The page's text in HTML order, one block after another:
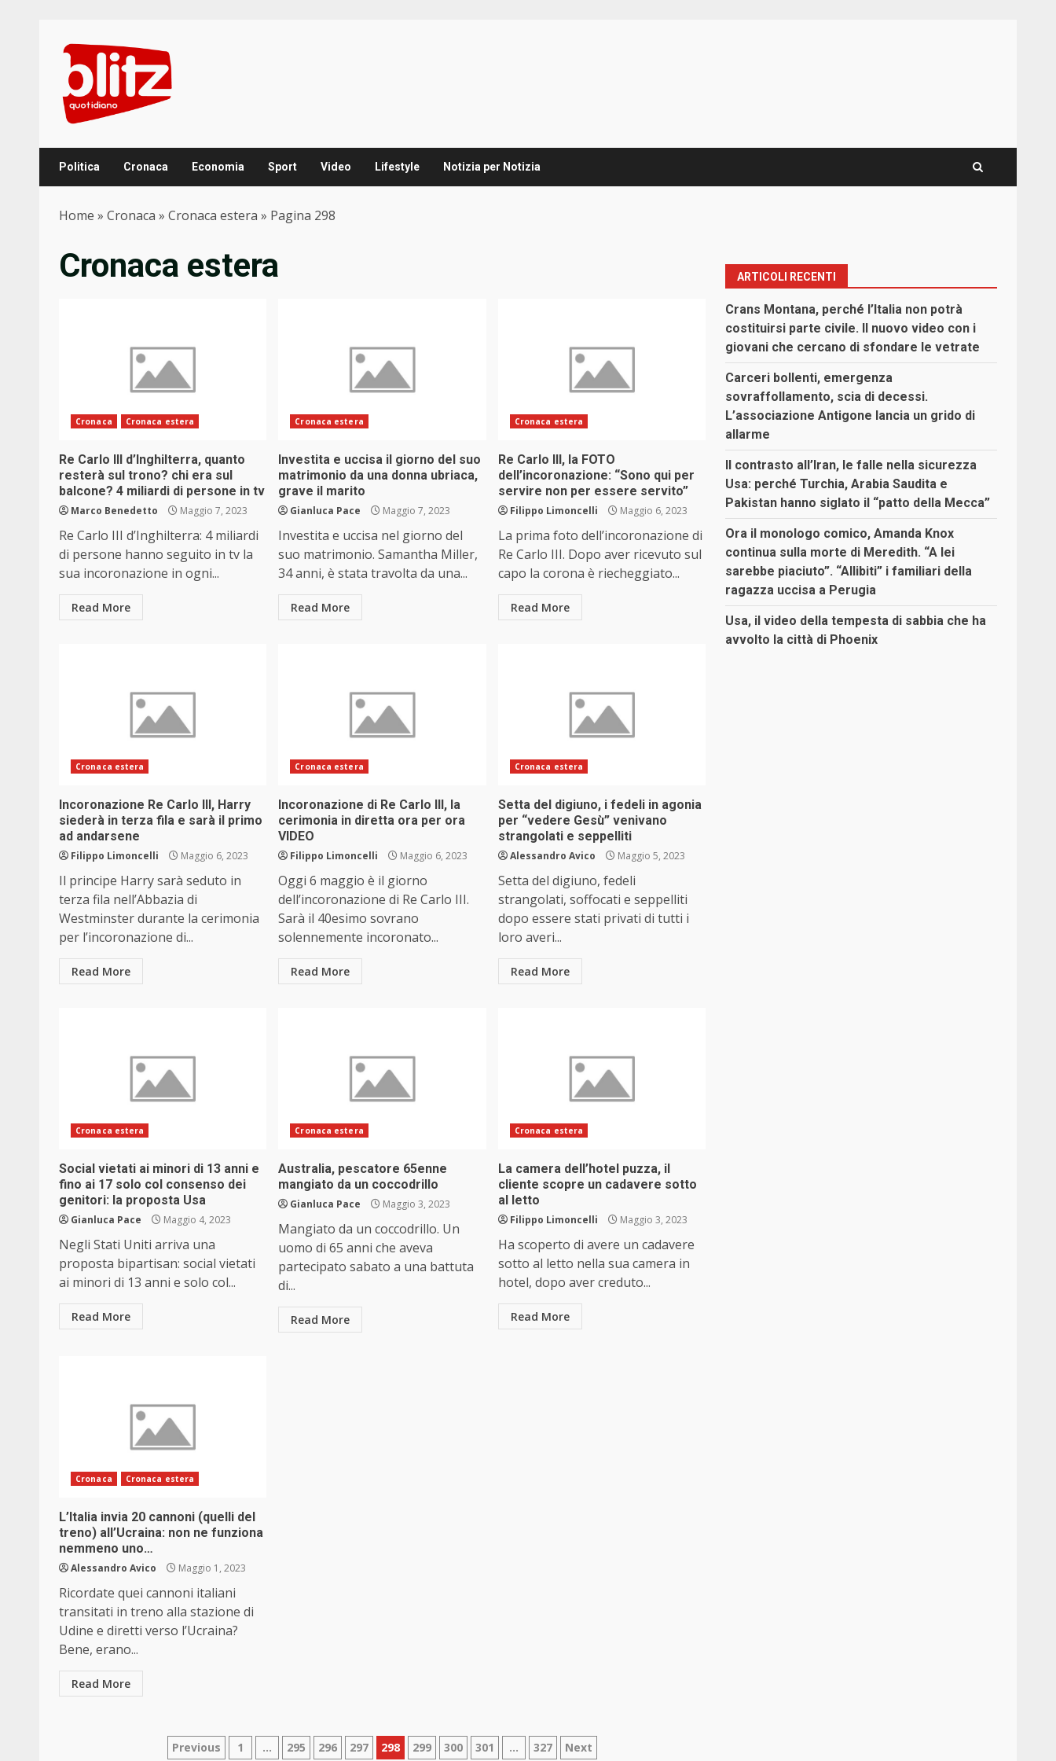
content
Politica Cronaca Economia Sport Video Lifestyle Notizia per Notizia
Home » Cronaca » Cronaca estera » Pagina 298
Cronaca estera
Cronaca Cronaca estera
Re Carlo III d’Inghilterra, quanto
resterà sul trono? chi era sul
balcone? 4 miliardi di persone in tv
Marco Benedetto Maggio 7, 2023
Re Carlo III d’Inghilterra: 4 miliardi
di persone hanno seguito in tv la
sua incoronazione in ogni...
Read More
Cronaca estera
Investita e uccisa il giorno del suo
matrimonio da una donna ubriaca,
grave il marito
Gianluca Pace Maggio 7, 2023
Investita e uccisa nel giorno del
suo matrimonio. Samantha Miller,
34 anni, è stata travolta da una...
Read More
Cronaca estera
Re Carlo III, la FOTO
dell’incoronazione: “Sono qui per
servire non per essere servito”
Filippo Limoncelli Maggio 6, 2023
La prima foto dell’incoronazione di
Re Carlo III. Dopo aver ricevuto sul
capo la corona è riecheggiato...
Read More
Cronaca estera
Incoronazione Re Carlo III, Harry
siederà in terza fila e sarà il primo
ad andarsene
Filippo Limoncelli Maggio 6, 2023
Il principe Harry sarà seduto in
terza fila nell’Abbazia di
Westminster durante la cerimonia
per l’incoronazione di...
Read More
Cronaca estera
Incoronazione di Re Carlo III, la
cerimonia in diretta ora per ora
VIDEO
Filippo Limoncelli Maggio 6, 2023
Oggi 6 maggio è il giorno
dell’incoronazione di Re Carlo III.
Sarà il 40esimo sovrano
solennemente incoronato...
Read More
Cronaca estera
Setta del digiuno, i fedeli in agonia
per “vedere Gesù” venivano
strangolati e seppelliti
Alessandro Avico Maggio 5, 2023
Setta del digiuno, fedeli
strangolati, soffocati e seppelliti
dopo essere stati privati di tutti i
loro averi...
Read More
Cronaca estera
Social vietati ai minori di 13 anni e
fino ai 17 solo col consenso dei
genitori: la proposta Usa
Gianluca Pace Maggio 4, 2023
Negli Stati Uniti arriva una
proposta bipartisan: social vietati
ai minori di 13 anni e solo col...
Read More
Cronaca estera
Australia, pescatore 65enne
mangiato da un coccodrillo
Gianluca Pace Maggio 3, 2023
Mangiato da un coccodrillo. Un
uomo di 65 anni che aveva
partecipato sabato a una battuta
di...
Read More
Cronaca estera
La camera dell’hotel puzza, il
cliente scopre un cadavere sotto
al letto
Filippo Limoncelli Maggio 3, 2023
Ha scoperto di avere un cadavere
sotto al letto nella sua camera in
hotel, dopo aver creduto...
Read More
Cronaca Cronaca estera
L’Italia invia 20 cannoni (quelli del
treno) all’Ucraina: non ne funziona
nemmeno uno…
Alessandro Avico Maggio 1, 2023
Ricordate quei cannoni italiani
transitati in treno alla stazione di
Udine e diretti verso l’Ucraina?
Bene, erano...
Read More
Paginazione
Previous 1 … 295 296 297 298 299 300 301 … 327 Next
ARTICOLI RECENTI
Crans Montana, perché l’Italia non potrà
costituirsi parte civile. Il nuovo video con i
giovani che cercano di sfondare le vetrate
Carceri bollenti, emergenza
sovraffollamento, scia di decessi.
L’associazione Antigone lancia un grido di
allarme
Il contrasto all’Iran, le falle nella sicurezza
Usa: perché Turchia, Arabia Saudita e
Pakistan hanno siglato il “patto della Mecca”
Ora il monologo comico, Amanda Knox
continua sulla morte di Meredith. “A lei
sarebbe piaciuto”. “Allibiti” i familiari della
ragazza uccisa a Perugia
Usa, il video della tempesta di sabbia che ha
avvolto la città di Phoenix